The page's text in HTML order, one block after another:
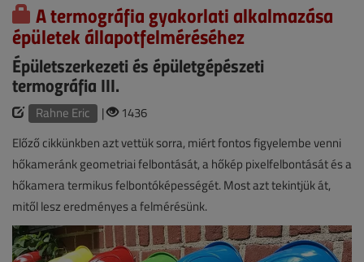
A termográfia gyakorlati alkalmazása
épületek állapotfelméréséhez
Épületszerkezeti és épületgépészeti
termográfia III.
Rahne Eric |
1436
Előző cikkünkben azt vettük sorra, miért fontos figyelembe venni
hőkameránk geometriai felbontását, a hőkép pixelfelbontását és a
hőkamera termikus felbontóképességét. Most azt tekintjük át,
mitől lesz eredményes a felmérésünk.